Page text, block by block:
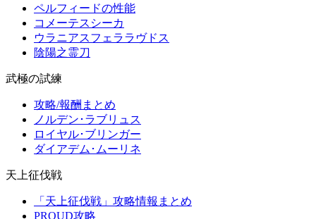
ペルフィードの性能
コメーテスシーカ
ウラニアスフェララヴドス
陰陽之霊刀
武極の試練
攻略/報酬まとめ
ノルデン･ラブリュス
ロイヤル･ブリンガー
ダイアデム･ムーリネ
天上征伐戦
「天上征伐戦」攻略情報まとめ
PROUD攻略